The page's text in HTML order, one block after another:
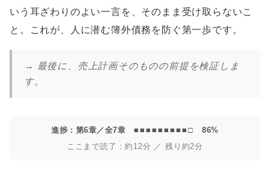
いう耳ざわりのよい一言を、そのまま受け取らないこ
と。これが、人に潜む簿外債務を防ぐ第一歩です。
→ 最後に、売上計画そのものの前提を検証しま
す。
進捗：第6章／全7章■■■■■■■■■□
86%
ここまで読了：約12分 ／ 残り約2分